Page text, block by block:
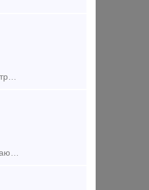
Клемма КДП-М применяется на путях метрополитена для промежуточных скреплений и скреплений на стрелочных переводах. Изготавливается по ЦП 511 ТУ. Клемма КДП-М Масса, кг: 0,653
Клемма ПК-65 новая с паспортом и сертификатом качества, товар в наличии! Тип предложения: предлагаю продукцию, услугу